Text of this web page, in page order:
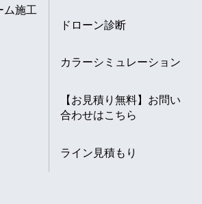
ム施工
ドローン診断
カラーシミュレーション
【お見積り無料】お問い
合わせはこちら
ライン見積もり